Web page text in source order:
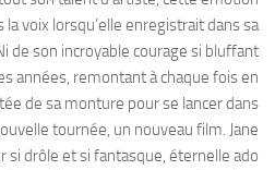
voix lorsqu’elle enregistrait dans sa
de son incroyable courage si bluffant
années, remontant à chaque fois en
de sa monture pour se lancer dans
tournée, un nouveau film. Jane
si drôle et si fantasque, éternelle ado